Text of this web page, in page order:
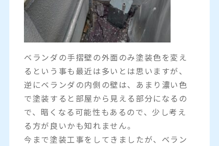
ベランダの手摺壁の外面のみ塗装色を変え
るという事も最近は多いとは思いますが、
逆にベランダの内側の壁は、あまり濃い色
で塗装すると部屋から見える部分になるの
で、暗くなる可能性もあるので、少し考え
る方が良いかも知れません。
今まで塗装工事をしてきましたが、ベラン